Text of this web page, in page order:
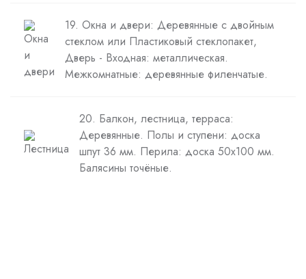
19. Окна и двери: Деревянные с двойным
стеклом или Пластиковый стеклопакет,
Дверь - Входная: металлическая.
Межкомнатные: деревянные филенчатые.
20. Балкон, лестница, терраса:
Деревянные. Полы и ступени: доска
шпут 36 мм. Перила: доска 50х100 мм.
Балясины точёные.